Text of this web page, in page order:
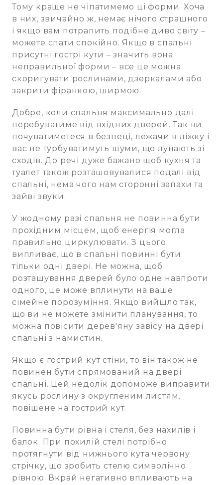
Тому краще не чіпатимемо ці форми. Хоча
в них, звичайно ж, немає нічого страшного
і якщо вам потрапить подібне диво світу –
можете спати спокійно. Якщо в спальні
присутні гострі кути – значить вона
неправильної форми – все це можна
скоригувати рослинами, дзеркалами або
закрити фіранкою, ширмою.
Добре, коли спальня максимально далі
перебуватиме від вхідних дверей. Так ви
почуватиметеся в безпеці, лежачи в ліжку і
вас не турбуватимуть шуми, що лунають зі
сходів. До речі дуже бажано щоб кухня та
туалет також розташовувалися подалі від
спальні, нема чого нам сторонні запахи та
зайві звуки.
У жодному разі спальня не повинна бути
прохідним місцем, щоб енергія могла
правильно циркулювати. З цього
випливає, що в спальні повинні бути
тільки одні двері. Не можна, щоб
розташування дверей було одне навпроти
одного, це може вплинути на ваше
сімейне порозуміння. Якщо вийшло так,
що ви не можете змінити планування, то
можна повісити дерев'яну завісу на двері
спальні з намистин.
Якщо є гострий кут стіни, то він також не
повинен бути спрямований на двері
спальні. Цей недолік допоможе виправити
якусь рослину з округленим листям,
повішене на гострий кут.
Повинна бути рівна і стеля, без нахилів і
балок. При похилій стелі потрібно
протягнути від нижнього кута червону
стрічку, що зробить стелю символічно
рівною. Вкрай негативно впливають на